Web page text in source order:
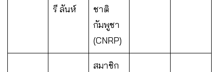
รี ลันห์
ชาติ
กัมพูชา
(CNRP)
สมาชิก